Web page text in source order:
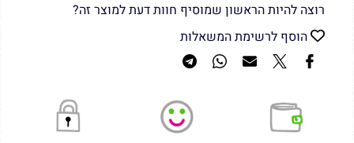
רוצה להיות הראשון שמוסיף חוות דעת למוצר זה?
הוסף לרשימת המשאלות